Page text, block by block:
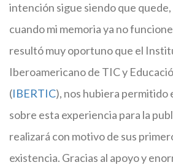
intención sigue siendo que quede,
cuando mi memoria ya no
resultó muy oportuno que el
Iberoamericano de TIC y
(IBERTIC), nos hubiera
sobre esta experiencia para la
realizará con motivo de sus
existencia. Gracias al apoyo y